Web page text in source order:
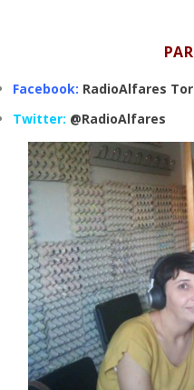
Facebook: RadioAlfares
Twitter: @RadioAlfares